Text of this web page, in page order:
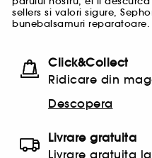
sellers si valori sigure,
bunebalsamuri reparatoare.
Click&Collect
Ridicare din
Descopera
Livrare gratuita
Livrare gratuita